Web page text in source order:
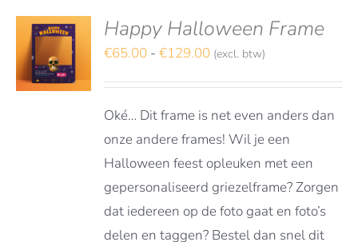
Happy Halloween Frame
€65.00 - €129.00Prijsklasse:
€129.00
(excl. btw)
Oké… Dit frame is net even anders dan
onze andere frames! Wil je een
Halloween feest opleuken met een
gepersonaliseerd griezelframe? Zorgen
dat iedereen op de foto gaat en foto’s
delen en taggen? Bestel dan snel dit